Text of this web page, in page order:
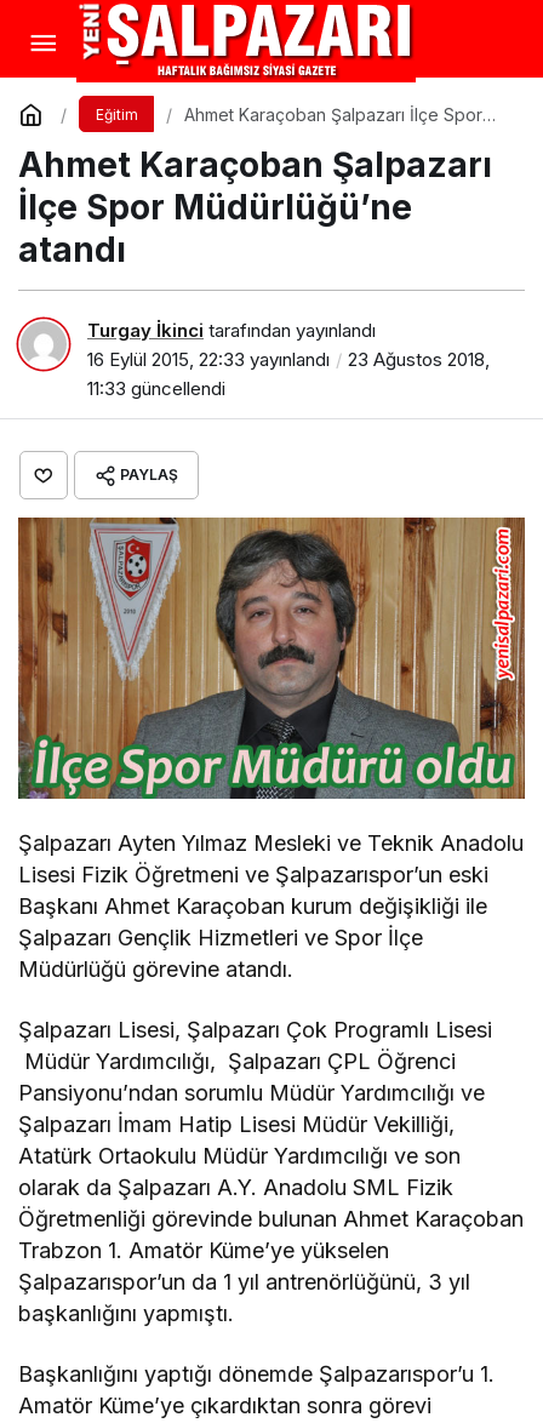
Eğitim
Ahmet Karaçoban Şalpazarı İlçe Spor
Ahmet Karaçoban Şalpazarı
İlçe Spor Müdürlüğü’ne
atandı
Turgay İkinci tarafından yayınlandı
16 Eylül 2015, 22:33 yayınlandı
23 Ağustos 2018,
11:33 güncellendi
PAYLAŞ
Şalpazarı Ayten Yılmaz Mesleki ve Teknik Anadolu
Lisesi Fizik Öğretmeni ve Şalpazarıspor’un eski
Başkanı Ahmet Karaçoban kurum değişikliği ile
Şalpazarı Gençlik Hizmetleri ve Spor İlçe
Müdürlüğü görevine atandı.
Şalpazarı Lisesi, Şalpazarı Çok Programlı Lisesi
Müdür Yardımcılığı, Şalpazarı ÇPL Öğrenci
Pansiyonu’ndan sorumlu Müdür Yardımcılığı ve
Şalpazarı İmam Hatip Lisesi Müdür Vekilliği,
Atatürk Ortaokulu Müdür Yardımcılığı ve son
olarak da Şalpazarı A.Y. Anadolu SML Fizik
Öğretmenliği görevinde bulunan Ahmet Karaçoban
Trabzon 1. Amatör Küme’ye yükselen
Şalpazarıspor’un da 1 yıl antrenörlüğünü, 3 yıl
başkanlığını yapmıştı.
Başkanlığını yaptığı dönemde Şalpazarıspor’u 1.
Amatör Küme’ye çıkardıktan sonra görevi